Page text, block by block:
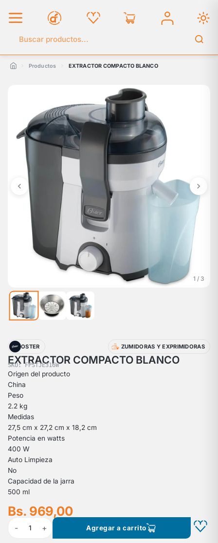
Buscar en el catálogo
Productos EXTRACTOR COMPACTO BLANCO
1 / 3
OSTER ZUMIDORAS Y EXPRIMIDORAS
EXTRACTOR COMPACTO BLANCO
SKU: FPSTJE316W
Origen del producto
China
Peso
2.2 kg
Medidas
27,5 cm x 27,2 cm x 18,2 cm
Potencia en watts
400 W
Auto Limpieza
No
Capacidad de la jarra
500 ml
Bs. 969,00
- 1 + Agregar a carrito